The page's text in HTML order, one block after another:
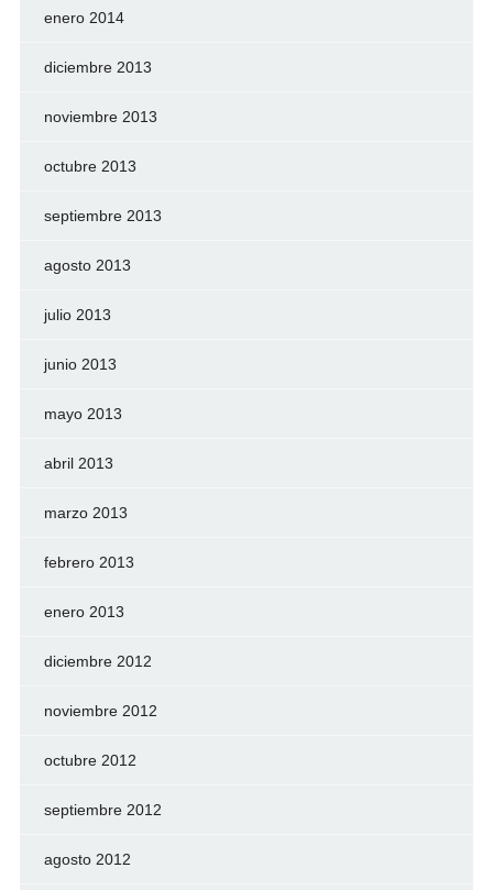
enero 2014
diciembre 2013
noviembre 2013
octubre 2013
septiembre 2013
agosto 2013
julio 2013
junio 2013
mayo 2013
abril 2013
marzo 2013
febrero 2013
enero 2013
diciembre 2012
noviembre 2012
octubre 2012
septiembre 2012
agosto 2012